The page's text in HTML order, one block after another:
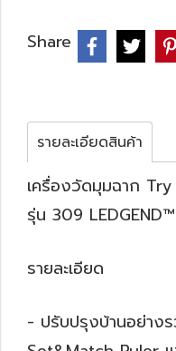
Share
รายละเอียดสินค้า
เครื่องวัดมุมฉาก
รุ่น 309 LEDGEND™
รายละเอียด
- ปรับปรุงบ้านอย่าง